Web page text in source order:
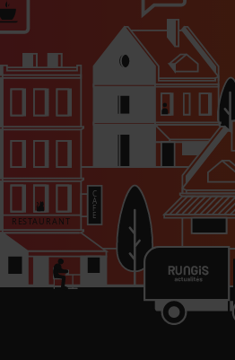
PARTAGER